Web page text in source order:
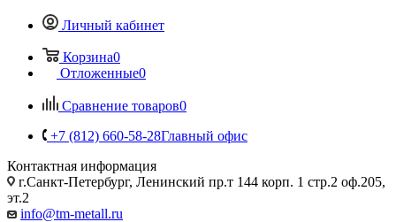
Личный кабинет
Корзина0
Отложенные0
Сравнение товаров0
+7 (812) 660-58-28Главный офис
Контактная информация
г.Санкт-Петербург, Ленинский пр.т 144 корп. 1 стр.2 оф.205,
эт.2
info@tm-metall.ru